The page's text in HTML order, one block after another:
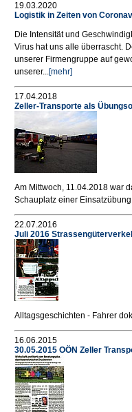
19.03.2020
Logistik in Zeiten von
Die Intensität und
Virus hat uns alle überrascht.
unserer Firmengruppe auf
unserer...[mehr]
17.04.2018
Zeller-Transporte als
Am Mittwoch, 11.04.2018 war
Schauplatz einer
22.07.2016
Juli 2016
Alltagsgeschichten - Fahrer
16.06.2015
30.05.2015 OÖN Zeller